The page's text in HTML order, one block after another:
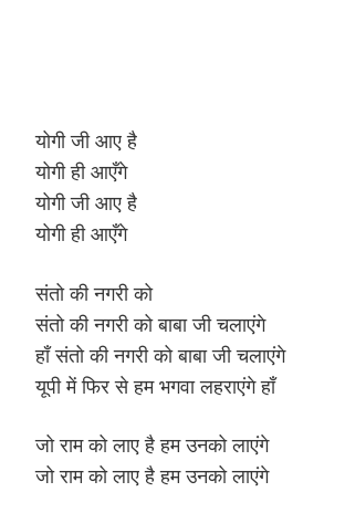
योगी जी आए है
योगी ही आएँगे
योगी जी आए है
योगी ही आएँगे
संतो की नगरी को
संतो की नगरी को बाबा जी चलाएंगे
हाँ संतो की नगरी को बाबा जी चलाएंगे
यूपी में फिर से हम भगवा लहराएंगे हाँ
जो राम को लाए है हम उनको लाएंगे
जो राम को लाए है हम उनको लाएंगे